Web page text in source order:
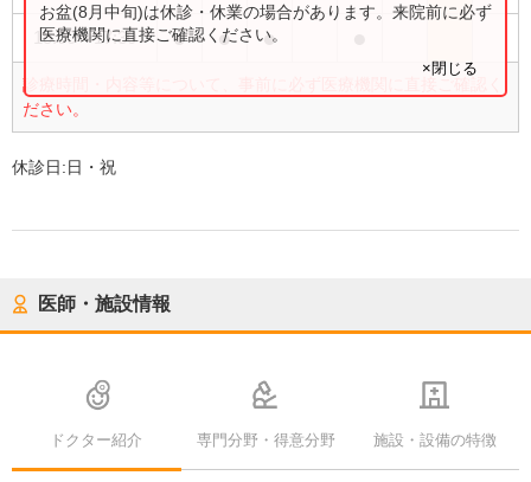
15:00〜17:30 ● ● ●
診療時間・内容等について、事前に必ず医療機関に直接ご確認く
ださい。
お盆(8月中旬)は休診・休業の場合があります。来院前に必ず
医療機関に直接ご確認ください。
×閉じる
休診日:日・祝
医師・施設情報
ドクター紹介 専門分野・得意分野 施設・設備の特徴